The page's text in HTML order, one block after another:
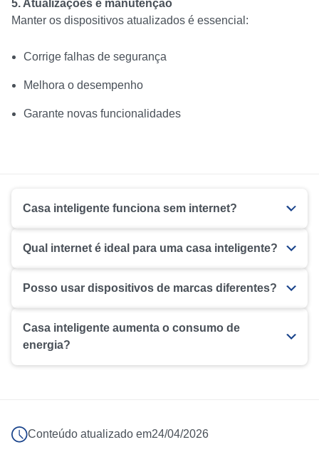
5. Atualizações e manutenção
Manter os dispositivos atualizados é essencial:
Corrige falhas de segurança
Melhora o desempenho
Garante novas funcionalidades
Casa inteligente funciona sem internet?
Qual internet é ideal para uma casa inteligente?
Posso usar dispositivos de marcas diferentes?
Casa inteligente aumenta o consumo de
energia?
Conteúdo atualizado em24/04/2026